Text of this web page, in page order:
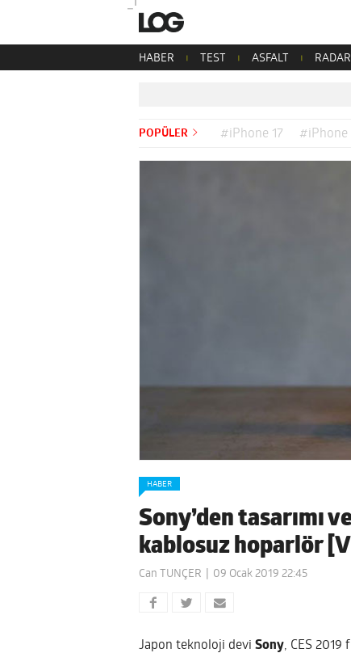
HABER TEST ASFALT RADAR
POPÜLER #iPhone 17 #iPhone
HABER
Sony’den tasarımı
kablosuz hoparlör
Can TUNÇER 09 Ocak 2019 22:45
Japon teknoloji devi Sony, CES